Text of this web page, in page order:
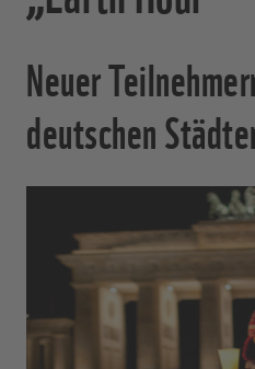
Neuer
deutschen